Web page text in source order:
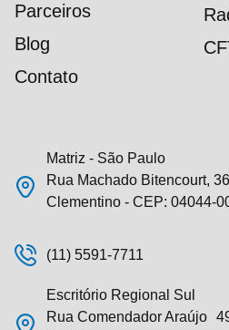
Parceiros
Blog
Contato
Matriz - São Paulo
Rua Machado Bitencourt,
Clementino - CEP: 04044-
(11) 5591-7711
Escritório Regional Sul
Rua Comendador Araújo